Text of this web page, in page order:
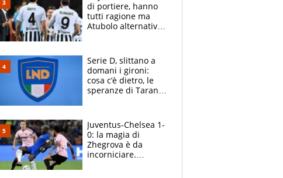
di portiere, hanno
tutti ragione ma
Atubolo alternativa
rimane Milinkovic-
Savic
Serie D, slittano a
domani i gironi:
cosa c’è dietro, le
speranze di Taranto
Juventus-Chelsea 1-
0: la magia di
Zhegrova è da
incorniciare.